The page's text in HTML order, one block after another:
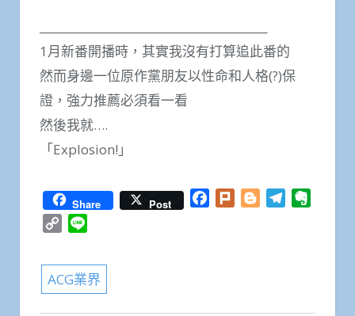
1月新番開播時，其實我沒有打算追此番的
然而身邊一位原作黨朋友以性命和人格(?)保
證，強力推薦必須看一看
然後我就….
「Explosion!」
Share Post Facebook
Plurk BloggerTelegram
Copy
ACG業界